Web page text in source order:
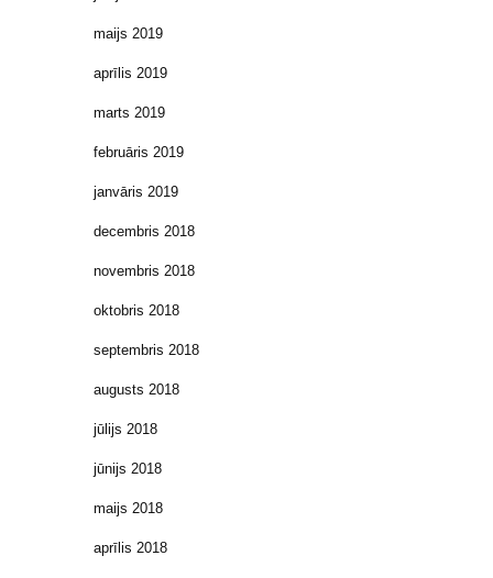
maijs 2019
aprīlis 2019
marts 2019
februāris 2019
janvāris 2019
decembris 2018
novembris 2018
oktobris 2018
septembris 2018
augusts 2018
jūlijs 2018
jūnijs 2018
maijs 2018
aprīlis 2018